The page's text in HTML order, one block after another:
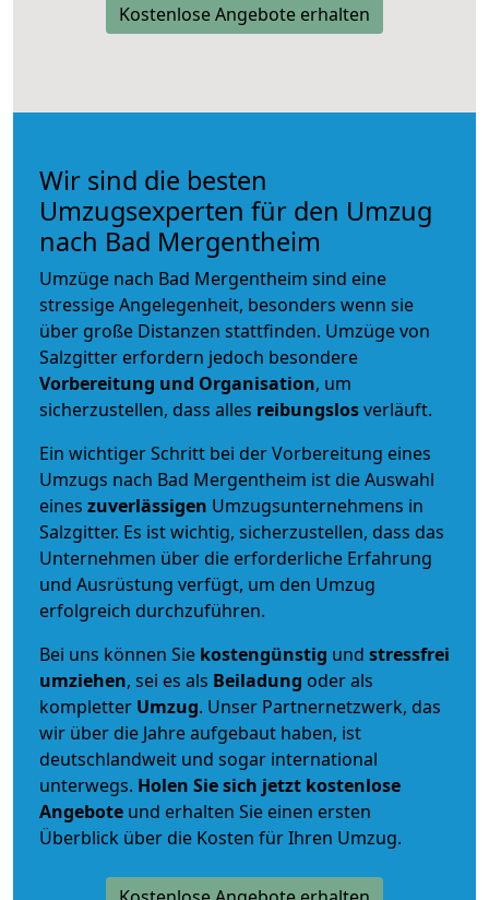
Kostenlose Angebote erhalten
Wir sind die besten
Umzugsexperten für den Umzug
nach Bad Mergentheim
Umzüge nach Bad Mergentheim sind eine
stressige Angelegenheit, besonders wenn sie
über große Distanzen stattfinden. Umzüge von
Salzgitter erfordern jedoch besondere
Vorbereitung und Organisation, um
sicherzustellen, dass alles reibungslosverläuft.
Ein wichtiger Schritt bei der Vorbereitung eines
Umzugs nach Bad Mergentheim ist die Auswahl
eines zuverlässigen Umzugsunternehmens in
Salzgitter. Es ist wichtig, sicherzustellen, dass das
Unternehmen über die erforderliche Erfahrung
und Ausrüstung verfügt, um den Umzug
erfolgreich durchzuführen.
Bei uns können Sie kostengünstig und stressfrei
umziehen, sei es als Beiladung oder als
kompletter Umzug. Unser Partnernetzwerk, das
wir über die Jahre aufgebaut haben, ist
deutschlandweit und sogar international
unterwegs. Holen Sie sich jetzt kostenlose
Angebote und erhalten Sie einen ersten
Überblick über die Kosten für Ihren Umzug.